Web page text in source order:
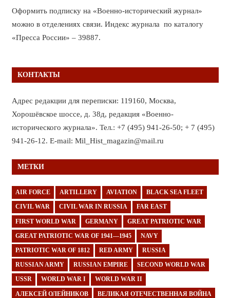
Оформить подписку на «Военно-исторический журнал»
можно в отделениях связи. Индекс журнала по каталогу
«Пресса России» – 39887.
КОНТАКТЫ
Адрес редакции для переписки: 119160, Москва,
Хорошёвское шоссе, д. 38д, редакция «Военно-
исторического журнала». Тел.: +7 (495) 941-26-50; + 7 (495)
941-26-12. E-mail: Mil_Hist_magazin@mail.ru
МЕТКИ
AIR FORCE ARTILLERY AVIATION BLACK SEA FLEET
CIVIL WAR CIVIL WAR IN RUSSIA FAR EAST
FIRST WORLD WAR GERMANY GREAT PATRIOTIC WAR
GREAT PATRIOTIC WAR OF 1941—1945 NAVY
PATRIOTIC WAR OF 1812 RED ARMY RUSSIA
RUSSIAN ARMY RUSSIAN EMPIRE SECOND WORLD WAR
USSR WORLD WAR I WORLD WAR II
АЛЕКСЕЙ ОЛЕЙНИКОВ ВЕЛИКАЯ ОТЕЧЕСТВЕННАЯ ВОЙНА